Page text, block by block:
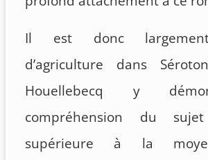
Il est donc
d’agriculture dans
Houellebecq y
compréhension du
supérieure à la